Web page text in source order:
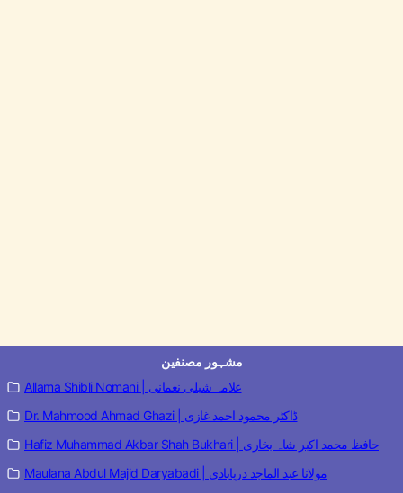
مشہور مصنفین
Allama Shibli Nomani | علامہ شبلی نعمانی
Dr. Mahmood Ahmad Ghazi | ڈاکٹر محمود احمد غازی
Hafiz Muhammad Akbar Shah Bukhari | حافظ محمد اکبر شاہ بخاری
Maulana Abdul Majid Daryabadi | مولانا عبد الماجد دریابادی